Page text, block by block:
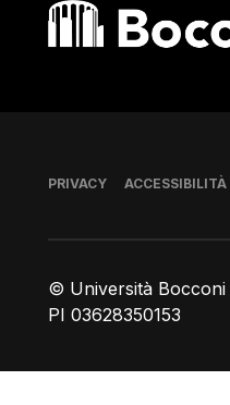
Bocconi shop
© Università
PI 03628350153
Piè di pagina
PRIVACY